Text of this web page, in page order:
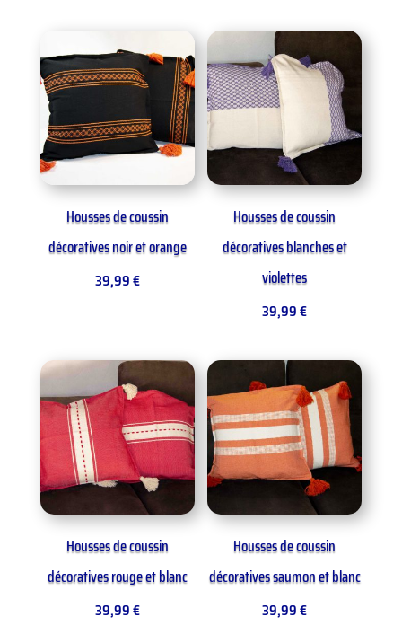
Housses de coussin
décoratives noir et orange
39,99€
Housses de coussin
décoratives blanches et
violettes
39,99€
Housses de coussin
décoratives rouge et blanc
39,99€
Housses de coussin
décoratives saumon et blanc
39,99€